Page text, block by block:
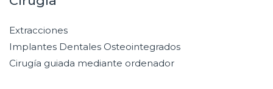
Extracciones
Implantes Dentales Osteointegrados
Cirugía guiada mediante ordenador